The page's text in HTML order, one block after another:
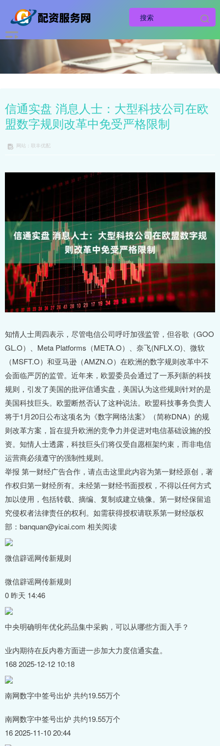
信通实盘 消息人士：大型科技公司在欧
盟数字规则改革中免受严格限制
网站：联丰优配
知情人士周四表示，尽管电信公司呼吁加强监管，但谷歌（GOO
GL.O）、Meta Platforms（META.O）、奈飞(NFLX.O)、微软
（MSFT.O）和亚马逊（AMZN.O）在欧洲的数字规则改革中不
会面临严厉的监管。近年来，欧盟委员会通过了一系列新的科技
规则，引发了美国的批评信通实盘，美国认为这些规则针对的是
美国科技巨头。欧盟断然否认了这种说法。欧盟科技事务负责人
将于1月20日公布这项名为《数字网络法案》（简称DNA）的规
则改革方案，旨在提升欧洲的竞争力并促进对电信基础设施的投
资。知情人士透露，科技巨头们将仅受自愿框架约束，而非电信
运营商必须遵守的强制性规则。
举报 第一财经广告合作，请点击这里此内容为第一财经原创，著
作权归第一财经所有。未经第一财经书面授权，不得以任何方式
加以使用，包括转载、摘编、复制或建立镜像。第一财经保留追
究侵权者法律责任的权利。如需获得授权请联系第一财经版权
部：banquan@yicai.com 相关阅读
微信辟谣网传新规则
微信辟谣网传新规则
0 昨天 14:46
中央明确明年优化药品集中采购，可以从哪些方面入手？
业内期待在反内卷方面进一步加大力度信通实盘。
168 2025-12-12 10:18
南网数字中签号出炉 共约19.55万个
南网数字中签号出炉 共约19.55万个
16 2025-11-10 20:44